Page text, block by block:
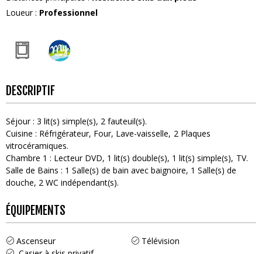
Loueur: Professionnel
DESCRIPTIF
Séjour: 3 lit(s) simple(s) 2 fauteuil(s)
Cuisine : Réfrigérateur Four Lave-vaisselle 2 Plaques
vitrocéramiques
Chambre 1 : Lecteur DVD 1 lit(s) double(s) 1 lit(s) simple(s) TV
Salle de Bains : 1 Salle(s) de bain avec baignoire 1 Salle(s) de
douche 2 WC indépendant(s)
ÉQUIPEMENTS
Ascenseur
Télévision